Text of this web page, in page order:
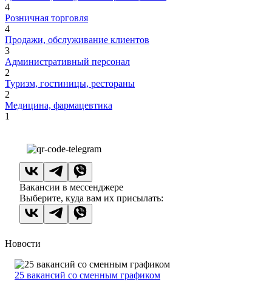
4
Розничная торговля
4
Продажи, обслуживание клиентов
3
Административный персонал
2
Туризм, гостиницы, рестораны
2
Медицина, фармацевтика
1
Вакансии в мессенджере
Выберите, куда вам их присылать:
Новости
25 вакансий со сменным графиком